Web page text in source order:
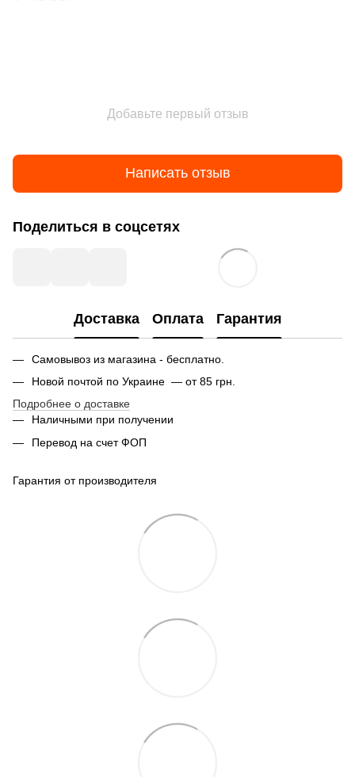
Добавьте первый отзыв
Написать отзыв
Поделиться в соцсетях
Доставка Оплата Гарантия
Самовывоз из магазина - бесплатно.
Новой почтой по Украине — от 85 грн.
Подробнее о доставке
Наличными при получении
Перевод на счет ФОП
Гарантия от производителя